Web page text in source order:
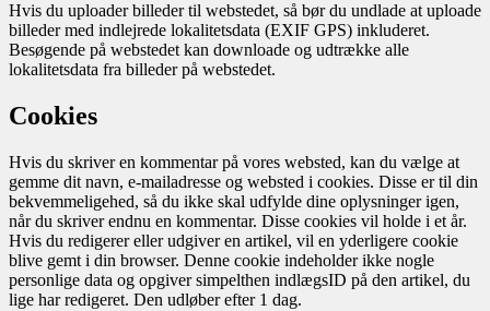
Hvis du uploader billeder til webstedet, så bør du undlade at uploade
billeder med indlejrede lokalitetsdata (EXIF GPS) inkluderet.
Besøgende på webstedet kan downloade og udtrække alle
lokalitetsdata fra billeder på webstedet.
Cookies
Hvis du skriver en kommentar på vores websted, kan du vælge at
gemme dit navn, e-mailadresse og websted i cookies. Disse er til din
bekvemmeligehed, så du ikke skal udfylde dine oplysninger igen,
når du skriver endnu en kommentar. Disse cookies vil holde i et år.
Hvis du redigerer eller udgiver en artikel, vil en yderligere cookie
blive gemt i din browser. Denne cookie indeholder ikke nogle
personlige data og opgiver simpelthen indlægsID på den artikel, du
lige har redigeret. Den udløber efter 1 dag.